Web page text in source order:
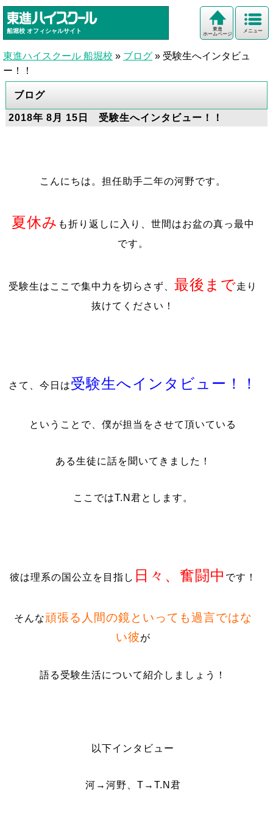
船堀校 オフィシャルサイト メニュー
東進
ホームページ
東進ハイスクール 船堀校 » ブログ » 受験生へインタビュ
ー！！
ブログ
2018年 8月 15日 受験生へインタビュー！！
こんにちは。担任助手二年の河野です。
夏休み も折り返しに入り、世間はお盆の真っ最中
です。
受験生はここで集中力を切らさず、最後まで走り
抜けてください！
さて、今日は受験生へインタビュー！！
ということで、僕が担当をさせて頂いている
ある生徒に話を聞いてきました！
ここではT.N君とします。
彼は理系の国公立を目指し 日々、奮闘中 です！
そんな頑張る人間の鏡といっても過言ではな
い彼が
語る受験生活について紹介しましょう！
以下インタビュー
河→河野、T→T.N君